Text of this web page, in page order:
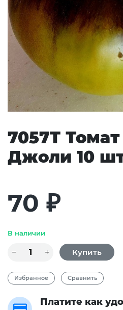
7057T
Джоли 10
70 ₽
В наличии
Избранное Сравнить
Платите как